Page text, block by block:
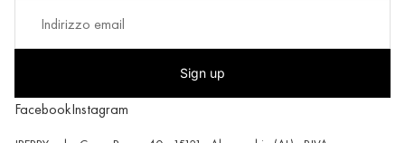
Sign up
FacebookInstagram